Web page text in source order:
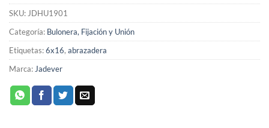
SKU:JDHU1901
Categoría: Bulonera, Fijación y Unión
Etiquetas:6x16, abrazadera
Marca:Jadever